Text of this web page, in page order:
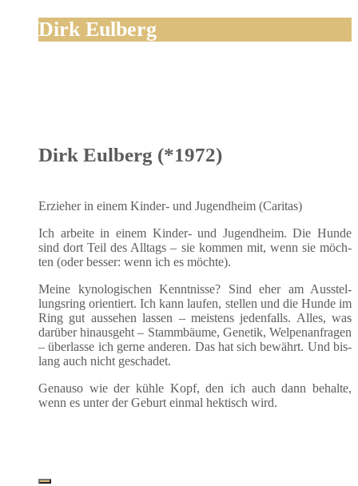
Dirk Eulberg
Dirk Eulberg (*1972)
Erzie­her in einem Kin­der- und Jugend­heim (Cari­tas)
Ich arbei­te in einem Kin­der- und Jugend­heim. Die Hun­de
sind dort Teil des All­tags – sie kom­men mit, wenn sie möch­
ten (oder bes­ser: wenn ich es möchte).
Mei­ne kyno­lo­gi­schen Kennt­nis­se? Sind eher am Aus­stel­
lungs­ring ori­en­tiert. Ich kann lau­fen, stel­len und die Hun­de im
Ring gut aus­se­hen las­sen – meis­tens jeden­falls. Alles, was
dar­über hin­aus­geht – Stamm­bäu­me, Gene­tik, Wel­pen­an­fra­gen
– über­las­se ich ger­ne ande­ren. Das hat sich bewährt. Und bis­
lang auch nicht geschadet.
Genau­so wie der küh­le Kopf, den ich auch dann behal­te,
wenn es unter der Geburt ein­mal hek­tisch wird.